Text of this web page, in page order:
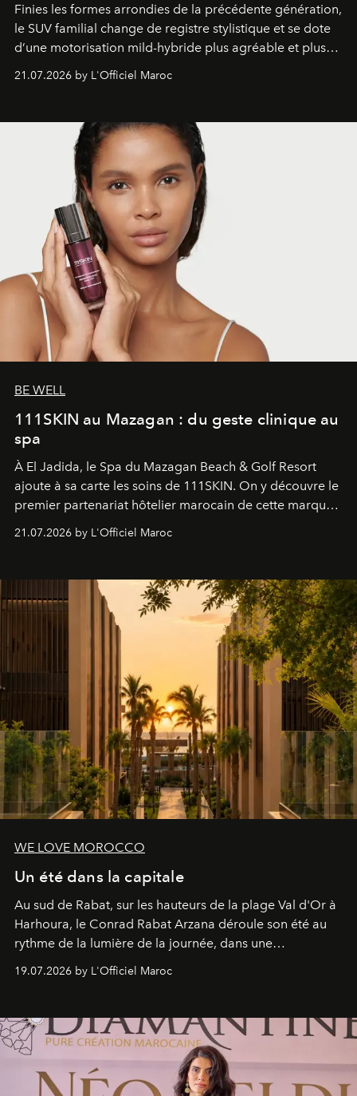
Finies les formes arrondies de la précédente génération,
le SUV familial change de registre stylistique et se dote
d’une motorisation mild-hybride plus agréable et plus
économe. à n’en pas douter, le nouveau C5 Aircross a
gagné en maturité.
21.07.2026 by L'Officiel Maroc
BE WELL
111SKIN au Mazagan : du geste clinique au
spa
À El Jadida, le Spa du Mazagan Beach & Golf Resort
ajoute à sa carte les soins de 111SKIN. On y découvre le
premier partenariat hôtelier marocain de cette marque
britannique, née dans un cabinet de chirurgie plastique
londonien et construite depuis autour d'un actif breveté,
21.07.2026 by L'Officiel Maroc
WE LOVE MOROCCO
Un été dans la capitale
Au sud de Rabat, sur les hauteurs de la plage Val d'Or à
Harhoura, le Conrad Rabat Arzana déroule son été au
rythme de la lumière de la journée, dans une
programmation pensée comme une succession de
rendez-vous avec l’océan.
19.07.2026 by L'Officiel Maroc